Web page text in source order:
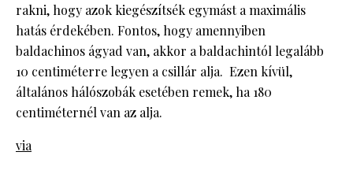
rakni, hogy azok kiegészítsék egymást a maximális
hatás érdekében. Fontos, hogy amennyiben
baldachinos ágyad van, akkor a baldachintól legalább
10 centiméterre legyen a csillár alja. Ezen kívül,
általános hálószobák esetében remek, ha 180
centiméternél van az alja.
via